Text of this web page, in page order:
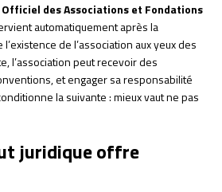
Officiel des Associations et Fondations
automatiquement après la
de l’association aux yeux des
l’association peut recevoir des
et engager sa responsabilité
la suivante : mieux vaut ne pas
juridique offre